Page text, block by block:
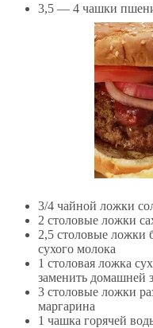
3,5 — 4 чашки
3/4 чайной ложки
2 столовые ложки
2,5 столовые ложки
сухого молока
1 столовая ложка
заменить домашней
3 столовые ложки
маргарина
1 чашка горячей